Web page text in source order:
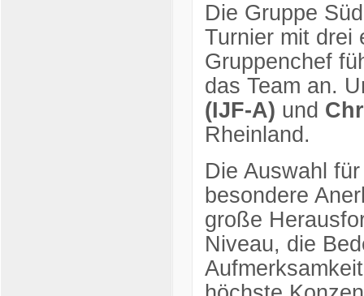
Die Gruppe
Turnier mit drei
Gruppenchef
das Team an.
(IJF-A) und
Rheinland.
Die Auswahl
besondere
große
Niveau, die